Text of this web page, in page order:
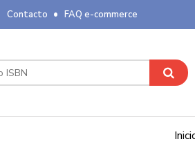
Contacto FAQ e-commerce